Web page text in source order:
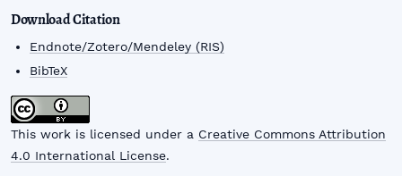
Download Citation
Endnote/Zotero/Mendeley (RIS)
BibTeX
This work is licensed under a Creative Commons Attribution
4.0 International License.